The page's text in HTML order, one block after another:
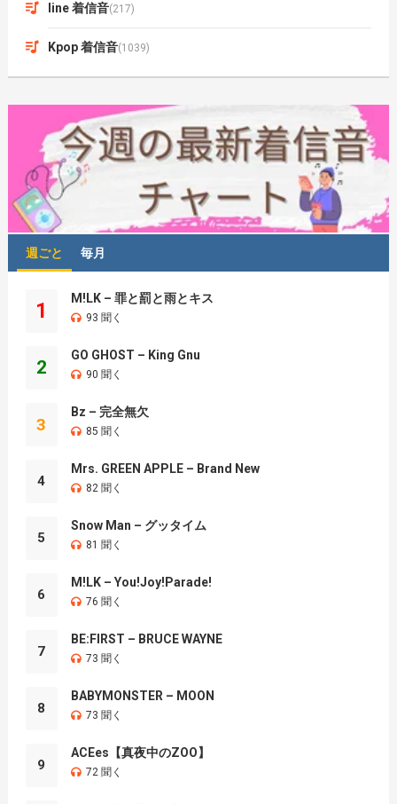
line 着信音(217)
Kpop 着信音(1039)
週ごと 毎月
1
M!LK – 罪と罰と雨とキス
93 聞く
2
GO GHOST – King Gnu
90 聞く
3
Bz – 完全無欠
85 聞く
4
Mrs. GREEN APPLE – Brand New
82 聞く
5
Snow Man – グッタイム
81 聞く
6
M!LK – You!Joy!Parade!
76 聞く
7
BE:FIRST – BRUCE WAYNE
73 聞く
8
BABYMONSTER – MOON
73 聞く
9
ACEes【真夜中のZOO】
72 聞く